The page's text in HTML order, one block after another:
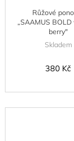
Růžové
„SAAMUS
berry"
Skladem
380 Kč